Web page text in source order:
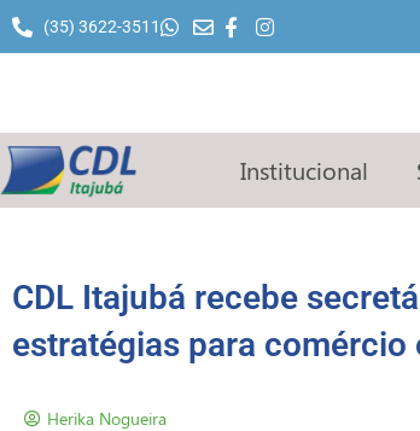
para
(35) 3622-3511
Institucional
CDL Itajubá recebe
estratégias para comércio
Herika Nogueira